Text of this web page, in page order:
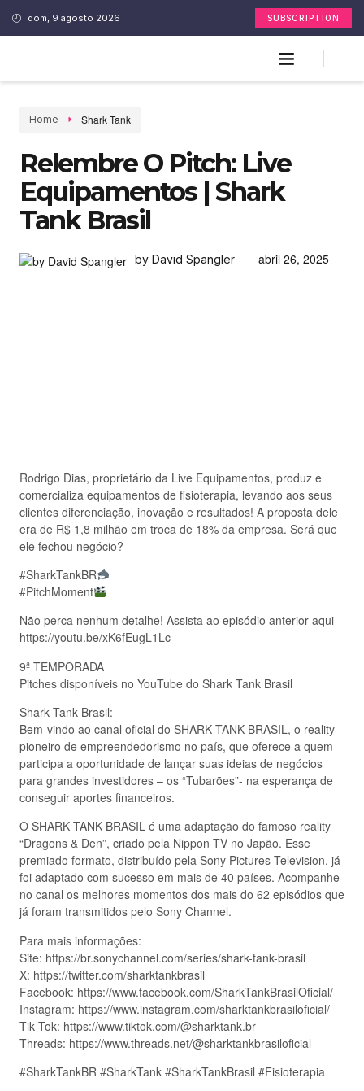
dom, 9 agosto 2026 SUBSCRIPTION
Home Shark Tank
Relembre O Pitch: Live
Equipamentos | Shark
Tank Brasil
by David Spangler abril 26, 2025
Rodrigo Dias, proprietário da Live Equipamentos, produz e
comercializa equipamentos de fisioterapia, levando aos seus
clientes diferenciação, inovação e resultados! A proposta dele
era de R$ 1,8 milhão em troca de 18% da empresa. Será que
ele fechou negócio?
#SharkTankBR
#PitchMoment
Não perca nenhum detalhe! Assista ao episódio anterior aqui
https://youtu.be/xK6fEugL1Lc
9ª TEMPORADA
Pitches disponíveis no YouTube do Shark Tank Brasil
Shark Tank Brasil:
Bem-vindo ao canal oficial do SHARK TANK BRASIL, o reality
pioneiro de empreendedorismo no país, que oferece a quem
participa a oportunidade de lançar suas ideias de negócios
para grandes investidores – os “Tubarões”- na esperança de
conseguir aportes financeiros.
O SHARK TANK BRASIL é uma adaptação do famoso reality
“Dragons & Den”, criado pela Nippon TV no Japão. Esse
premiado formato, distribuído pela Sony Pictures Television, já
foi adaptado com sucesso em mais de 40 países. Acompanhe
no canal os melhores momentos dos mais do 62 episódios que
já foram transmitidos pelo Sony Channel.
Para mais informações:
Site: https://br.sonychannel.com/series/shark-tank-brasil
X: https://twitter.com/sharktankbrasil
Facebook: https://www.facebook.com/SharkTankBrasilOficial/
Instagram: https://www.instagram.com/sharktankbrasiloficial/
Tik Tok: https://www.tiktok.com/@sharktank.br
Threads: https://www.threads.net/@sharktankbrasiloficial
#SharkTankBR #SharkTank #SharkTankBrasil #Fisioterapia